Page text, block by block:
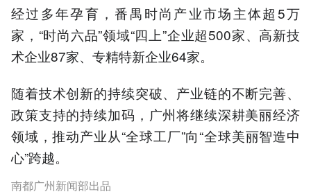
经过多年孕育，番禺时尚产业市场主体超5万
家，“时尚六品”领域“四上”企业超500家、高新技
术企业87家、专精特新企业64家。
随着技术创新的持续突破、产业链的不断完善、
政策支持的持续加码，广州将继续深耕美丽经济
领域，推动产业从“全球工厂”向“全球美丽智造中
心”跨越。
南都广州新闻部出品